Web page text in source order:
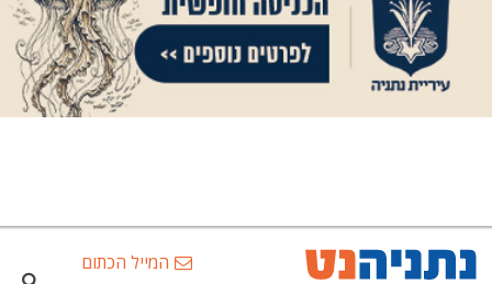
המייל הכתום